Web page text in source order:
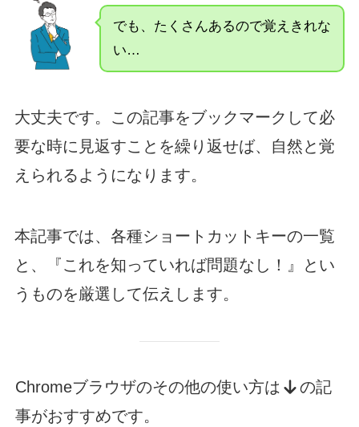
でも、たくさんあるので覚えきれな
い…
大丈夫です。この記事をブックマークして必
要な時に見返すことを繰り返せば、自然と覚
えられるようになります。
本記事では、各種ショートカットキーの一覧
と、『これを知っていれば問題なし！』とい
うものを厳選して伝えします。
Chromeブラウザのその他の使い方は
の記
事がおすすめです。